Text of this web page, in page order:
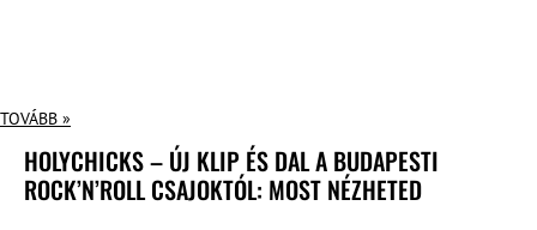
TOVÁBB »
HOLYCHICKS – ÚJ KLIP ÉS DAL A BUDAPESTI
ROCK’N’ROLL CSAJOKTÓL: MOST NÉZHETED